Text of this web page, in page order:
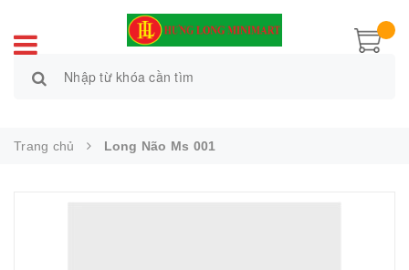
Trang chủ Long Não Ms 001